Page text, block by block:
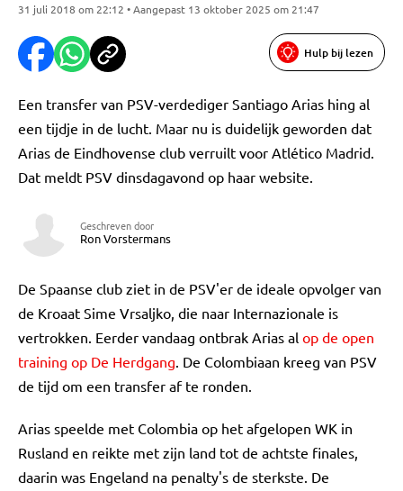
31 juli 2018 om 22:12 • Aangepast 13 oktober 2025 om 21:47
Hulp bij lezen
Een transfer van PSV-verdediger Santiago Arias hing al
een tijdje in de lucht. Maar nu is duidelijk geworden dat
Arias de Eindhovense club verruilt voor Atlético Madrid.
Dat meldt PSV dinsdagavond op haar website.
Geschreven door
Ron Vorstermans
De Spaanse club ziet in de PSV'er de ideale opvolger van
de Kroaat Sime Vrsaljko, die naar Internazionale is
vertrokken. Eerder vandaag ontbrak Arias al op de open
training op De Herdgang. De Colombiaan kreeg van PSV
de tijd om een transfer af te ronden.
Arias speelde met Colombia op het afgelopen WK in
Rusland en reikte met zijn land tot de achtste finales,
daarin was Engeland na penalty's de sterkste. De